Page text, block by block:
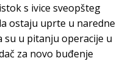
s ivice sveopšteg
ostaju uprte u naredne
su u pitanju operacije u
za novo buđenje